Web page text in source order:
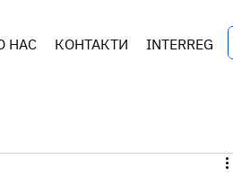
НАС КОНТАКТИ INTERREG